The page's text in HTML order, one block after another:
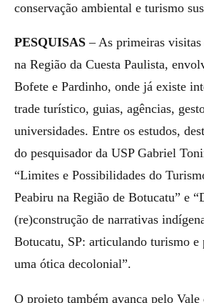
conservação ambiental e turismo
PESQUISAS – As primeiras
na Região da Cuesta Paulista,
Bofete e Pardinho, onde já existe
trade turístico, guias, agências,
universidades. Entre os estudos,
do pesquisador da USP Gabriel
“Limites e Possibilidades do
Peabiru na Região de Botucatu” e
(re)construção de narrativas
Botucatu, SP: articulando turismo e
uma ótica decolonial”.
O projeto também avança pelo